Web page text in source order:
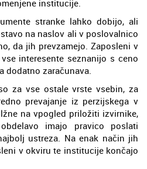
institucije.
stranke lahko dobijo, ali
na naslov ali v poslovalnico
da jih prevzamejo. Zaposleni v
interesente seznanijo s ceno
dodatno zaračunava.
za vse ostale vrste vsebin, za
prevajanje iz perzijskega v
na vpogled priložiti izvirnike,
imajo pravico poslati
ustreza. Na enak način jih
v okviru te institucije končajo